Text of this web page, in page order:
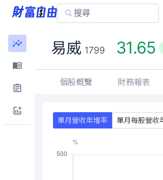
易威 1799 31.65
個股概覽 財務報表
單月營收年增率 單月每股營收